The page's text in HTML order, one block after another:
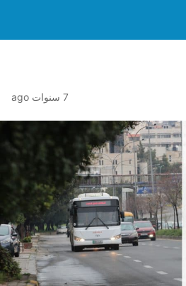
7 سنوات ago